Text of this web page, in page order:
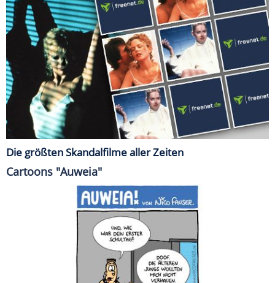
Die größten Skandalfilme aller Zeiten
Cartoons "Auweia"